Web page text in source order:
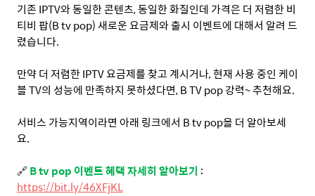
기존 IPTV와 동일한 콘텐츠,동일한 화질인데 가격은 더 저렴한 비
티비 팝(B tv pop)새로운 요금제와 출시 이벤트에 대해서 알려 드
렸습니다.
만약 더 저렴한IPTV요금제를 찾고 계시거나,현재 사용 중인 케이
블TV의 성능에 만족하지 못하셨다면, B TV pop강력~추천해요.
서비스 가능지역이라면 아래 링크에서 B tv pop을 더 알아보세
요.
🔗 B tv pop 이벤트 혜택 자세히 알아보기 :
https://bit.ly/46XFjKL